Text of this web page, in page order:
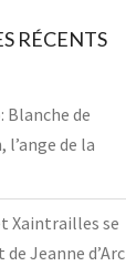
RÉCENTS
Blanche de
l’ange de la
Xaintrailles se
Jeanne d’Arc